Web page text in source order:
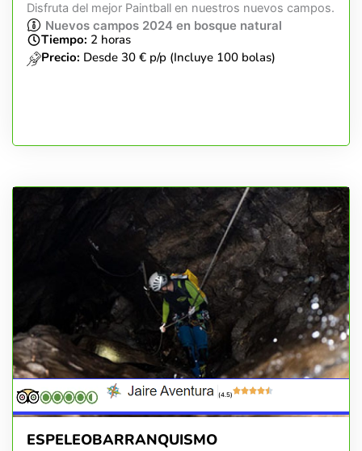
Disfruta del mejor Paintball en nuestros nuevos campos.
Nuevos campos 2024 en bosque natural
Tiempo: 2 horas
Precio: Desde 30 € p/p (Incluye 100 bolas)
(4.5)
ESPELEOBARRANQUISMO